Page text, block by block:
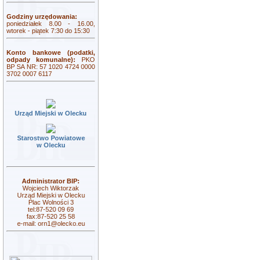
Godziny urzędowania:
poniedziałek 8.00 - 16.00,
wtorek - piątek 7:30 do 15:30
Konto bankowe (podatki,
odpady komunalne): PKO
BP SA NR: 57 1020 4724 0000
3702 0007 6117
Urząd Miejski w Olecku
Starostwo Powiatowe
w Olecku
Administrator BIP:
Wojciech Wiktorzak
Urząd Miejski w Olecku
Plac Wolności 3
tel:87-520 09 69
fax:87-520 25 58
e-mail: orn1@olecko.eu